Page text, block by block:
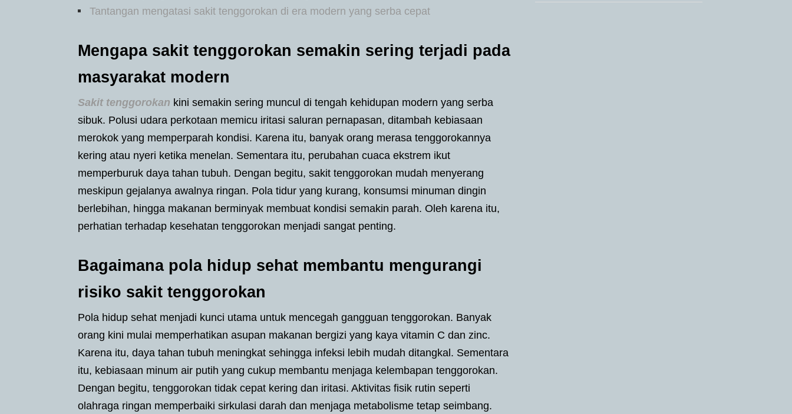
Tantangan mengatasi sakit tenggorokan di era modern yang serba cepat
Mengapa sakit tenggorokan semakin sering terjadi pada
masyarakat modern
Sakit tenggorokan kini semakin sering muncul di tengah kehidupan modern yang serba
sibuk. Polusi udara perkotaan memicu iritasi saluran pernapasan, ditambah kebiasaan
merokok yang memperparah kondisi. Karena itu, banyak orang merasa tenggorokannya
kering atau nyeri ketika menelan. Sementara itu, perubahan cuaca ekstrem ikut
memperburuk daya tahan tubuh. Dengan begitu, sakit tenggorokan mudah menyerang
meskipun gejalanya awalnya ringan. Pola tidur yang kurang, konsumsi minuman dingin
berlebihan, hingga makanan berminyak membuat kondisi semakin parah. Oleh karena itu,
perhatian terhadap kesehatan tenggorokan menjadi sangat penting.
Bagaimana pola hidup sehat membantu mengurangi
risiko sakit tenggorokan
Pola hidup sehat menjadi kunci utama untuk mencegah gangguan tenggorokan. Banyak
orang kini mulai memperhatikan asupan makanan bergizi yang kaya vitamin C dan zinc.
Karena itu, daya tahan tubuh meningkat sehingga infeksi lebih mudah ditangkal. Sementara
itu, kebiasaan minum air putih yang cukup membantu menjaga kelembapan tenggorokan.
Dengan begitu, tenggorokan tidak cepat kering dan iritasi. Aktivitas fisik rutin seperti
olahraga ringan memperbaiki sirkulasi darah dan menjaga metabolisme tetap seimbang.